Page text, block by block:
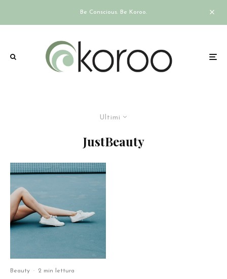
Be Conscious. Be Koroo.
Ultimi
JustBeauty
Beauty · 2 min lettura